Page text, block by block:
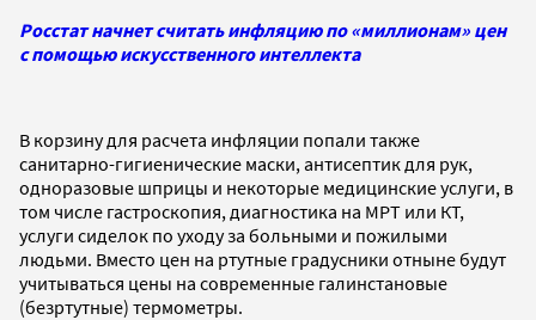
Росстат начнет считать инфляцию по «миллионам» цен
с помощью искусственного интеллекта
В корзину для расчета инфляции попали также
санитарно-гигиенические маски, антисептик для рук,
одноразовые шприцы и некоторые медицинские услуги, в
том числе гастроскопия, диагностика на МРТ или КТ,
услуги сиделок по уходу за больными и пожилыми
людьми. Вместо цен на ртутные градусники отныне будут
учитываться цены на современные галинстановые
(безртутные) термометры.